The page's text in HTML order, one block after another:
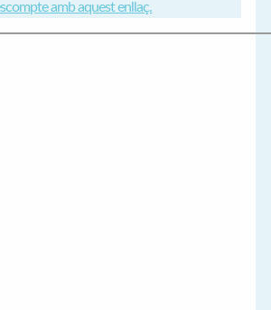
amb aquest enllaç.